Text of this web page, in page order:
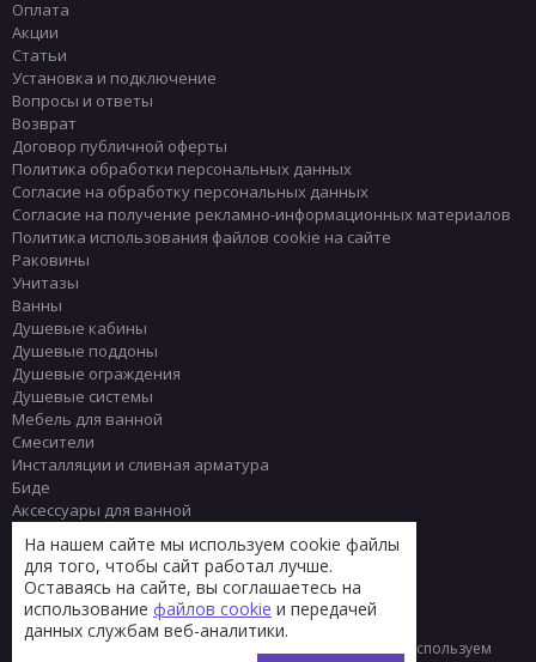
Оплата
Акции
Статьи
Установка и подключение
Вопросы и ответы
Возврат
Договор публичной оферты
Политика обработки персональных данных
Согласие на обработку персональных данных
Согласие на получение рекламно-информационных материалов
Политика использования файлов cookie на сайте
Раковины
Унитазы
Ванны
Душевые кабины
Душевые поддоны
Душевые ограждения
Душевые системы
Мебель для ванной
Смесители
Инсталляции и сливная арматура
Биде
Аксессуары для ванной
Полотенцесушители
Комплектующие
Плитка
© 2013 - 2026 Интернет-магазин сантехники Тренд
Мы используем
На нашем сайте мы используем cookie файлы
для того, чтобы сайт работал лучше.
Оставаясь на сайте, вы соглашаетесь на
использование файлов cookie и передачей
данных службам веб-аналитики.